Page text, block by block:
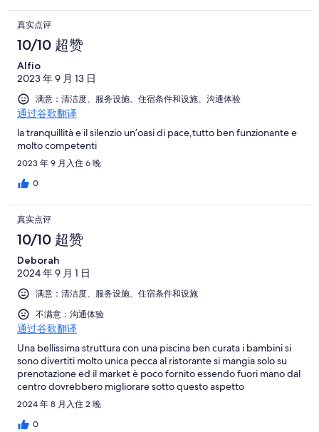
真实点评
10/10 超赞
Alfio
2023 年 9 月 13 日
满意：清洁度、服务设施、住宿条件和设施、沟通体验
通过谷歌翻译
la tranquillità e il silenzio un’oasi di pace,tutto ben funzionante e
molto competenti
2023 年 9 月入住 6 晚
0
真实点评
10/10 超赞
Deborah
2024 年 9 月 1 日
满意：清洁度、服务设施、住宿条件和设施
不满意：沟通体验
通过谷歌翻译
Una bellissima struttura con una piscina ben curata i bambini si
sono divertiti molto unica pecca al ristorante si mangia solo su
prenotazione ed il market è poco fornito essendo fuori mano dal
centro dovrebbero migliorare sotto questo aspetto
2024 年 8 月入住 2 晚
0